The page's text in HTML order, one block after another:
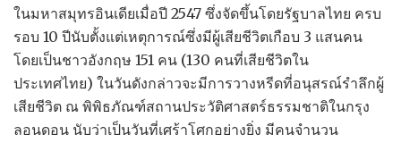
ในมหาสมุทรอินเดียเมื่อปี 2547 ซึ่งจัดขึ้นโดยรัฐบาลไทย ครบ
รอบ 10 ปีนับตั้งแต่เหตุการณ์ซึ่งมีผู้เสียชีวิตเกือบ 3 แสนคน
โดยเป็นชาวอังกฤษ 151 คน (130 คนที่เสียชีวิตใน
ประเทศไทย) ในวันดังกล่าวจะมีการวางหรีดที่อนุสรณ์รำลึกผู้
เสียชีวิต ณ พิพิธภัณฑ์สถานประวัติศาสตร์ธรรมชาติในกรุง
ลอนดอน นับว่าเป็นวันที่เศร้าโศกอย่างยิ่ง มีคนจำนวน